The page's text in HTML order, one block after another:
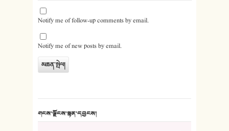
Notify me of follow-up comments by email.
Notify me of new posts by email.
གངས་ལྗོངས་སྙན་དབྱངས།